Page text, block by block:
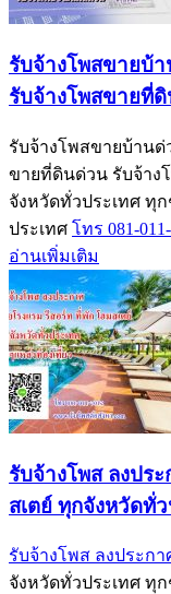
รับจ้างโพสขายบ้
รับจ้างโพสขายที่
รับจ้างโพสขายบ้าน
ขายที่ดินด่วน รับจ้าง
จังหวัดทั่วประเทศ ทุก
ประเทศ โทร 081-
อ่านเพิ่มเติม
รับจ้างโพส ลงปร
สเตย์ ทุกจังหวัดทั่
รับจ้างโพส ลงประกา
จังหวัดทั่วประเทศ ทุก